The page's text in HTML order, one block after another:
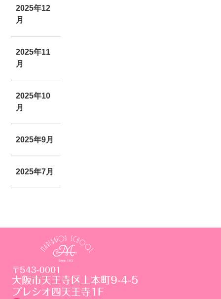
2025年12
月
2025年11
月
2025年10
月
2025年9月
2025年7月